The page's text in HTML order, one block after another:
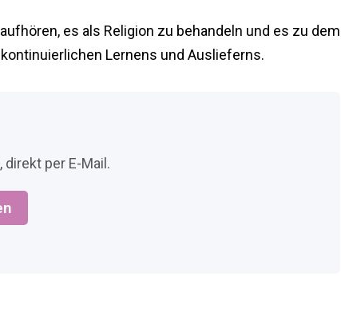
es als Religion zu behandeln und es zu dem
Lernens und Auslieferns.
per E-Mail.